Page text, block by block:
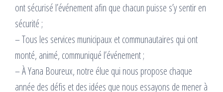
ont sécurisé l’événement afin que chacun puisse s’y sentir en
sécurité ;
– Tous les services municipaux et communautaires qui ont
monté, animé, communiqué l’événement ;
– À Yana Boureux, notre élue qui nous propose chaque
année des défis et des idées que nous essayons de mener à